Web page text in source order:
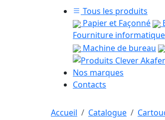
Tous les produits
Papier et Façonné
Fourniture informatique
Machine de bureau
Nos marques
Contacts
Accueil Catalogue